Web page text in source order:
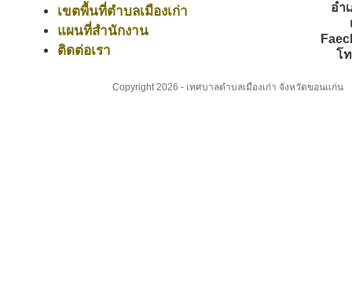
Copyright 2026 - เทศบาลตำบลเมืองเก่า จังหวัดขอนแก่น
เขตพื้นที่ตำบลเมืองเก่า
แผนที่สำนักงาน
ติดต่อเรา
อำ
โ